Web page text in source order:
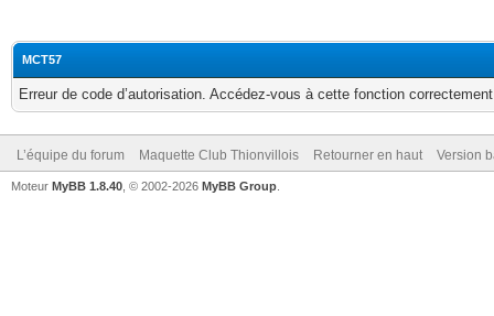
MCT57
Erreur de code d’autorisation. Accédez-vous à cette fonction
L’équipe du forum Maquette Club Thionvillois Retourner en haut Version
Moteur MyBB 1.8.40 , © 2002-2026 MyBB Group